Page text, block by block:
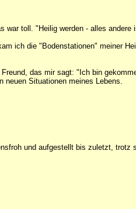
war toll. "Heilig werden - alles andere
ich die "Bodenstationen" meiner
das mir sagt: "Ich bin
Situationen meines Lebens.
und aufgestellt bis zuletzt, trotz